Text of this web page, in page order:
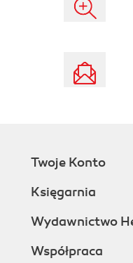
Tip 3:
Tip 5:
the
A Quick
Large
AI Value
Twoje Konto
Księgarnia
Wydawnictwo
Współpraca